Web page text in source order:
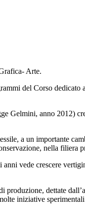
Arte.
del Corso
Gelmini, anno 2012)
a un importante
nella filiera
vede crescere
produzione, dettate
iniziative